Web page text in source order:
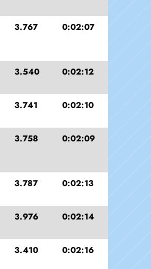
3.767 0:02:07
3.540 0:02:12
3.741 0:02:10
3.758 0:02:09
3.787 0:02:13
3.976 0:02:14
3.410 0:02:16